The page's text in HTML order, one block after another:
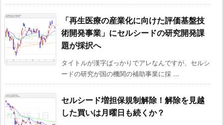
「再生医療の産業化に向けた評価基盤技
術開発事業」にセルシードの研究開発課
題が採択へ
タイトルが漢字ばっかりでアレなんですが、セルシ
ードの研究が国の機関の補助事業に採 ...
セルシード増担保規制解除！解除を見越
した買いは月曜日も続くか？